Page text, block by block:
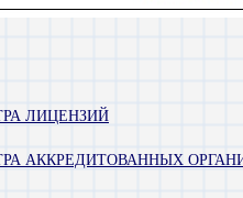
ЛИЦЕНЗИЙ
АККРЕДИТОВАННЫХ